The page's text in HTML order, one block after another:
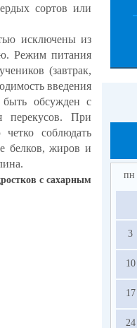
сортов или
исключены из
Режим питания
(завтрак,
введения
обсужден с
перекусов. При
соблюдать
белков, жиров и
с сахарным
пн
3
10
17
24